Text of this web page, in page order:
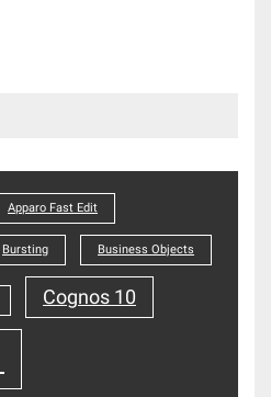
Apparo Fast Edit
Bursting Business Objects
Cognos 10